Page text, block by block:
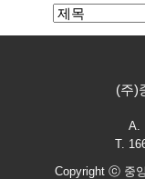
(주)
A.
T.
Copyright ⓒ 중